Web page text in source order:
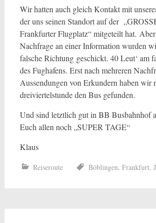
Wir hatten auch gleich Kontakt mit
der uns seinen Standort auf der
Frankfurter Flugplatz“ mitgeteilt hat.
Nachfrage an einer Information wurden
falsche Richtung geschickt. 40 Leut‘ am
des Fughafens. Erst nach mehreren
Aussendungen von Erkundern haben wir
dreiviertelstunde den Bus gefunden.
Und sind letztlich gut in BB Busbahnhof
Euch allen noch „SUPER TAGE“
Klaus
Reiseroute Böblingen, Frankfurt,